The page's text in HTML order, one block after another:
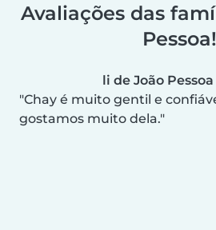
Avaliações das
Pessoa!
li de João Pessoa
Chay é muito gentil e
gostamos muito dela.